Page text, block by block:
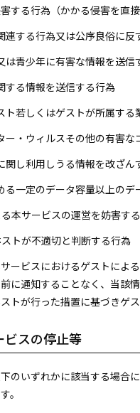
する行為（かかる侵害を直
連する行為又は公序良俗に反
は青少年に有害な情報を送信
する情報を送信する行為
ト若しくはゲストが所属す
ー・ウィルスその他の有害
関し利用しうる情報を改ざん
る一定のデータ容量以上の
本サービスの運営を妨害す
トが不適切と判断する行為
ービスにおけるゲストによ
に通知することなく、当該
トが行った措置に基づきゲ
ビスの停止等
のいずれかに該当する場合
。